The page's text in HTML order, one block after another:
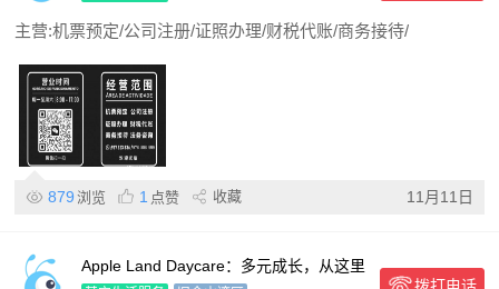
主营:机票预定/公司注册/证照办理/财税代账/商务接待/
879 浏览 1 点赞 收藏 11月11日
Apple Land Daycare：多元成长，从这里